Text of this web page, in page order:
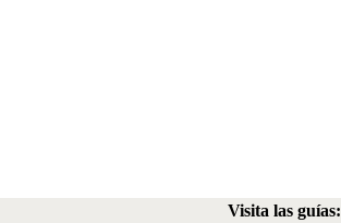
Visita las guías: